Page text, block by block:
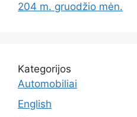
204 m. gruodžio mėn.
Kategorijos
Automobiliai
English